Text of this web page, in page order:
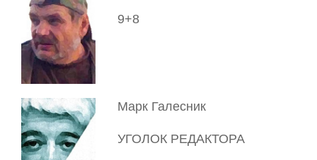
9+8
Марк Галесник
УГОЛОК РЕДАКТОРА